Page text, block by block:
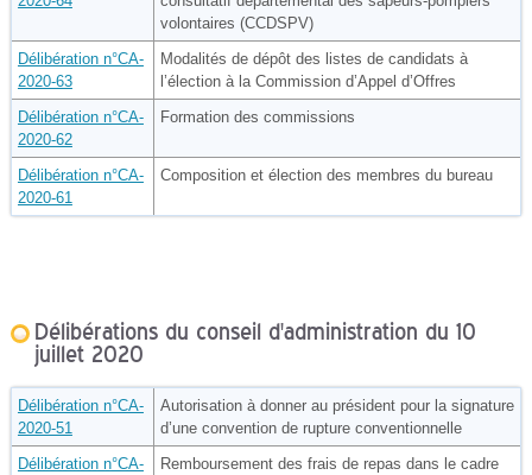
volontaires (CCDSPV)
Délibération n°CA-
2020-63
Modalités de dépôt des listes de candidats à
l’élection à la Commission d’Appel d’Offres
Délibération n°CA-
2020-62
Formation des commissions
Délibération n°CA-
2020-61
Composition et élection des membres du bureau
Délibérations du conseil d'administration du 10
juillet 2020
Délibération n°CA-
2020-51
Autorisation à donner au président pour la signature
d’une convention de rupture conventionnelle
Délibération n°CA-
Remboursement des frais de repas dans le cadre